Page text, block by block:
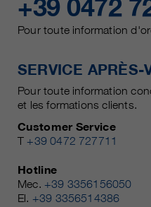
+39 0472
Pour toute information
SERVICE APRÈS-
Pour toute information
et les formations clients.
Customer Service
T +39 0472 727711
Hotline
Mec. +39 3356156050
El. +39 3356514386